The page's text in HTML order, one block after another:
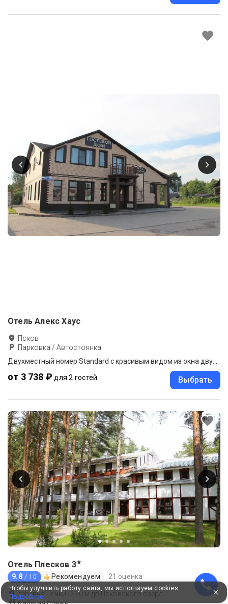
Отель Алекс Хаус
Псков
Парковка / Автостоянка
от 3 738 ₽ для 2 гостей Выбрать
Отель Плесков 3★
9.8 / 10 Рекомендуем 21 оценка
деревня Печки 320 м до Псковского озера
Чтобы улучшить работу сайта, мы используем cookies.
Подробнее